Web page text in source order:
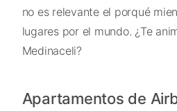
no es relevante el porqué
lugares por el mundo. ¿Te
Medinaceli?
Apartamentos de